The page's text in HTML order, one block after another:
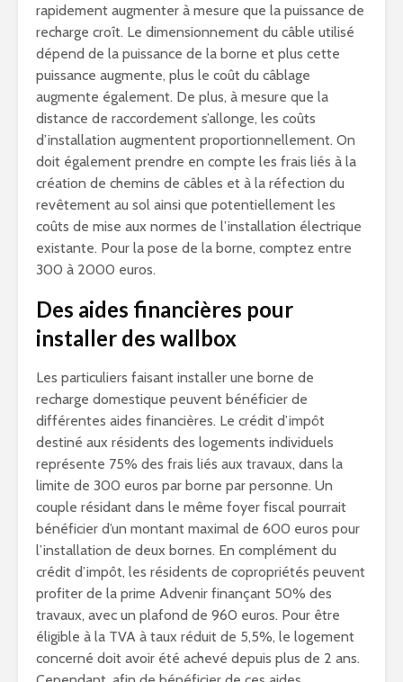
rapidement augmenter à mesure que la puissance de
recharge croît. Le dimensionnement du câble utilisé
dépend de la puissance de la borne et plus cette
puissance augmente, plus le coût du câblage
augmente également. De plus, à mesure que la
distance de raccordement s’allonge, les coûts
d’installation augmentent proportionnellement. On
doit également prendre en compte les frais liés à la
création de chemins de câbles et à la réfection du
revêtement au sol ainsi que potentiellement les
coûts de mise aux normes de l’installation électrique
existante. Pour la pose de la borne, comptez entre
300 à 2000 euros.
Des aides financières pour
installer des wallbox
Les particuliers faisant installer une borne de
recharge domestique peuvent bénéficier de
différentes aides financières. Le crédit d’impôt
destiné aux résidents des logements individuels
représente 75% des frais liés aux travaux, dans la
limite de 300 euros par borne par personne. Un
couple résidant dans le même foyer fiscal pourrait
bénéficier d’un montant maximal de 600 euros pour
l’installation de deux bornes. En complément du
crédit d’impôt, les résidents de copropriétés peuvent
profiter de la prime Advenir finançant 50% des
travaux, avec un plafond de 960 euros. Pour être
éligible à la TVA à taux réduit de 5,5%, le logement
concerné doit avoir été achevé depuis plus de 2 ans.